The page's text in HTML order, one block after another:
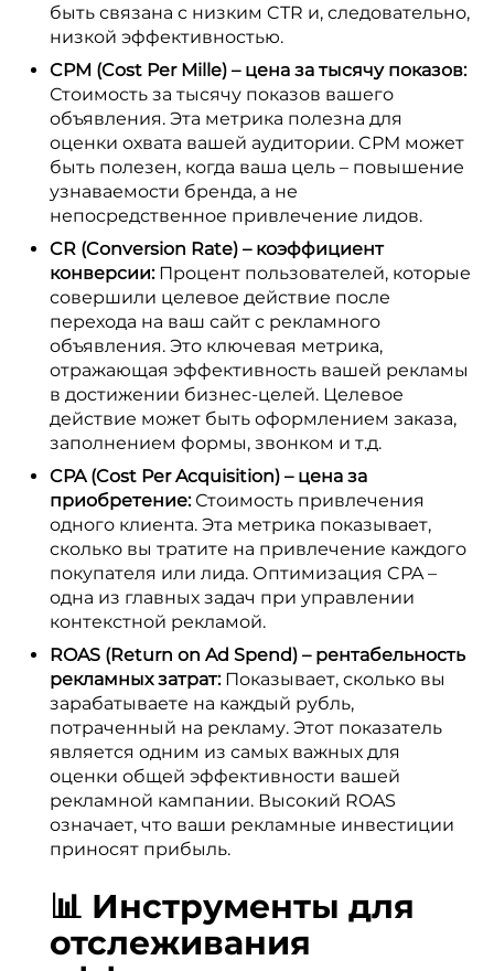
быть связана с низким CTR и, следовательно,
низкой эффективностью.
CPM (Cost Per Mille) – цена за тысячу показов:
Стоимость за тысячу показов вашего
объявления. Эта метрика полезна для
оценки охвата вашей аудитории. CPM может
быть полезен, когда ваша цель – повышение
узнаваемости бренда, а не
непосредственное привлечение лидов.
CR (Conversion Rate) – коэффициент
конверсии:Процент пользователей, которые
совершили целевое действие после
перехода на ваш сайт с рекламного
объявления. Это ключевая метрика,
отражающая эффективность вашей рекламы
в достижении бизнес-целей. Целевое
действие может быть оформлением заказа,
заполнением формы, звонком и т.д.
CPA (Cost Per Acquisition) – цена за
приобретение:Стоимость привлечения
одного клиента. Эта метрика показывает,
сколько вы тратите на привлечение каждого
покупателя или лида. Оптимизация CPA –
одна из главных задач при управлении
контекстной рекламой.
ROAS (Return on Ad Spend) – рентабельность
рекламных затрат:Показывает, сколько вы
зарабатываете на каждый рубль,
потраченный на рекламу. Этот показатель
является одним из самых важных для
оценки общей эффективности вашей
рекламной кампании. Высокий ROAS
означает, что ваши рекламные инвестиции
приносят прибыль.
📊 Инструменты для
отслеживания